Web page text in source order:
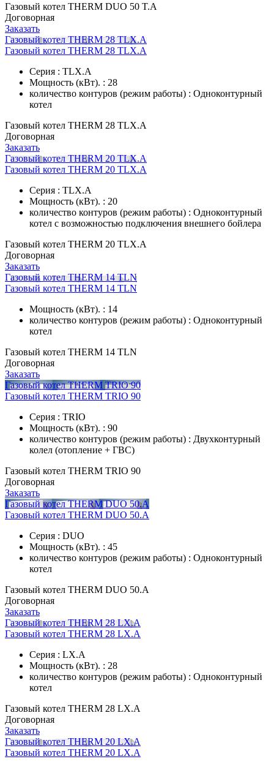
Газовый котел THERM DUO 50 T.А
Договорная
Заказать
Газовый котел THERM 28 TLX.А
Газовый котел THERM 28 TLX.А
Серия : TLX.A
Мощность (кВт). : 28
количество контуров (режим работы) : Одноконтурный
котел
Газовый котел THERM 28 TLX.А
Договорная
Заказать
Газовый котел THERM 20 TLX.A
Газовый котел THERM 20 TLX.A
Серия : TLX.A
Мощность (кВт). : 20
количество контуров (режим работы) : Одноконтурный
котел с возможностью подключения внешнего бойлера
Газовый котел THERM 20 TLX.A
Договорная
Заказать
Газовый котел THERM 14 TLN
Газовый котел THERM 14 TLN
Мощность (кВт). : 14
количество контуров (режим работы) : Одноконтурный
котел
Газовый котел THERM 14 TLN
Договорная
Заказать
Газовый котел THERM TRIO 90
Газовый котел THERM TRIO 90
Серия : TRIO
Мощность (кВт). : 90
количество контуров (режим работы) : Двухконтурный
колел (отопление + ГВС)
Газовый котел THERM TRIO 90
Договорная
Заказать
Газовый котел THERM DUO 50.А
Газовый котел THERM DUO 50.А
Серия : DUO
Мощность (кВт). : 45
количество контуров (режим работы) : Одноконтурный
котел
Газовый котел THERM DUO 50.А
Договорная
Заказать
Газовый котел THERM 28 LX.A
Газовый котел THERM 28 LX.A
Серия : LX.A
Мощность (кВт). : 28
количество контуров (режим работы) : Одноконтурный
котел
Газовый котел THERM 28 LX.A
Договорная
Заказать
Газовый котел THERM 20 LX.А
Газовый котел THERM 20 LX.А